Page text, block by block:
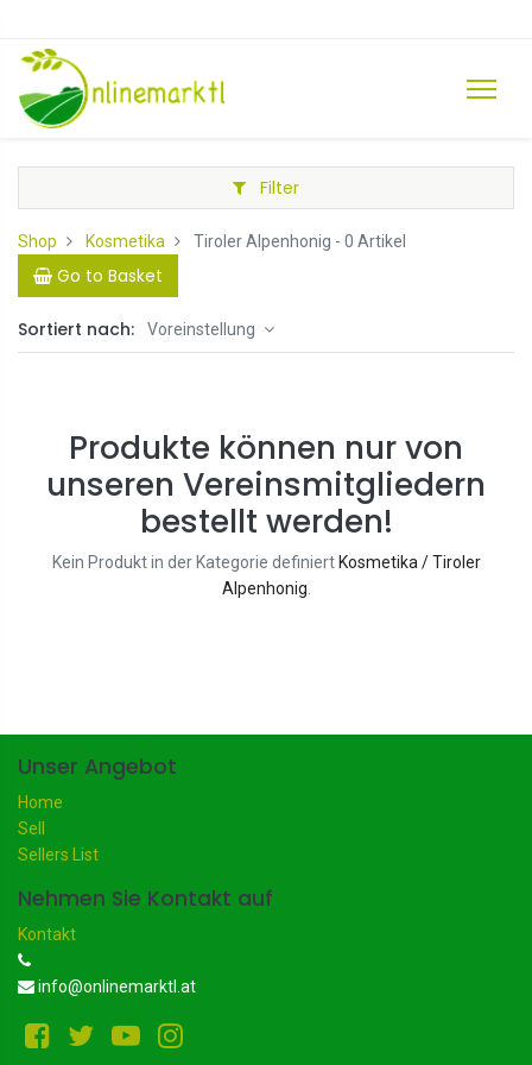
Filter
Shop Kosmetika Tiroler Alpenhonig - 0 Artikel
Go to Basket
Sortiert nach: Voreinstellung
Produkte können nur von
unseren Vereinsmitgliedern
bestellt werden!
Kein Produkt in der Kategorie definiert Kosmetika / Tiroler
Alpenhonig
Unser Angebot
Home
Sell
Sellers List
Nehmen Sie Kontakt auf
Kontakt
info@onlinemarktl.at